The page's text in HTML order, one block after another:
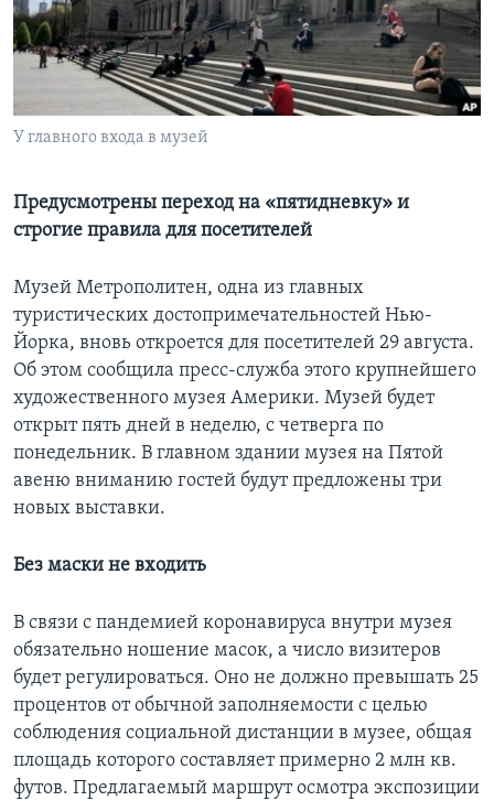
Learning English
СОЦИАЛЬНЫЕ СЕТИ
Языки
У главного входа в музей
Предусмотрены переход на «пятидневку» и
строгие правила для посетителей
Музей Метрополитен, одна из главных
туристических достопримечательностей Нью-
Йорка, вновь откроется для посетителей 29 августа.
Об этом сообщила пресс-служба этого крупнейшего
художественного музея Америки. Музей будет
открыт пять дней в неделю, с четверга по
понедельник. В главном здании музея на Пятой
авеню вниманию гостей будут предложены три
новых выставки.
Без маски не входить
В связи с пандемией коронавируса внутри музея
обязательно ношение масок, а число визитеров
будет регулироваться. Оно не должно превышать 25
процентов от обычной заполняемости с целью
соблюдения социальной дистанции в музее, общая
площадь которого составляет примерно 2 млн кв.
футов. Предлагаемый маршрут осмотра экспозиции